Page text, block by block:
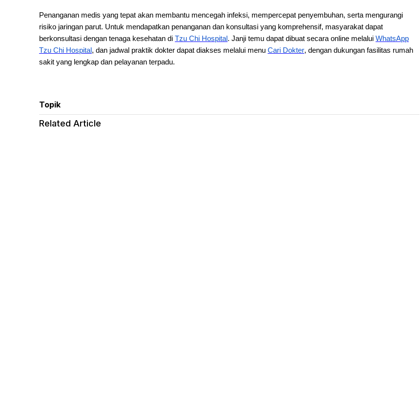
Penanganan medis yang tepat akan membantu mencegah infeksi, mempercepat penyembuhan, serta mengurangi
risiko jaringan parut. Untuk mendapatkan penanganan dan konsultasi yang komprehensif, masyarakat dapat
berkonsultasi dengan tenaga kesehatan di Tzu Chi Hospital. Janji temu dapat dibuat secara online melalui WhatsApp
Tzu Chi Hospital, dan jadwal praktik dokter dapat diakses melalui menu Cari Dokter, dengan dukungan fasilitas rumah
sakit yang lengkap dan pelayanan terpadu.
Topik
Related Article